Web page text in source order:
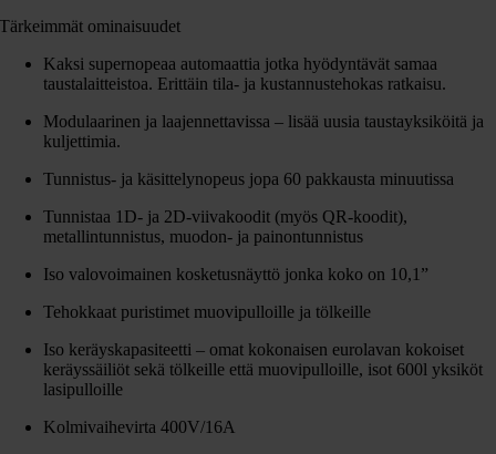
Tärkeimmät ominaisuudet
Kaksi supernopeaa automaattia jotka hyödyntävät samaa
taustalaitteistoa. Erittäin tila- ja kustannustehokas ratkaisu.
Modulaarinen ja laajennettavissa – lisää uusia taustayksiköitä ja
kuljettimia.
Tunnistus- ja käsittelynopeus jopa 60 pakkausta minuutissa
Tunnistaa 1D- ja 2D-viivakoodit (myös QR-koodit),
metallintunnistus, muodon- ja painontunnistus
Iso valovoimainen kosketusnäyttö jonka koko on 10,1”
Tehokkaat puristimet muovipulloille ja tölkeille
Iso keräyskapasiteetti – omat kokonaisen eurolavan kokoiset
keräyssäiliöt sekä tölkeille että muovipulloille, isot 600l yksiköt
lasipulloille
Kolmivaihevirta 400V/16A